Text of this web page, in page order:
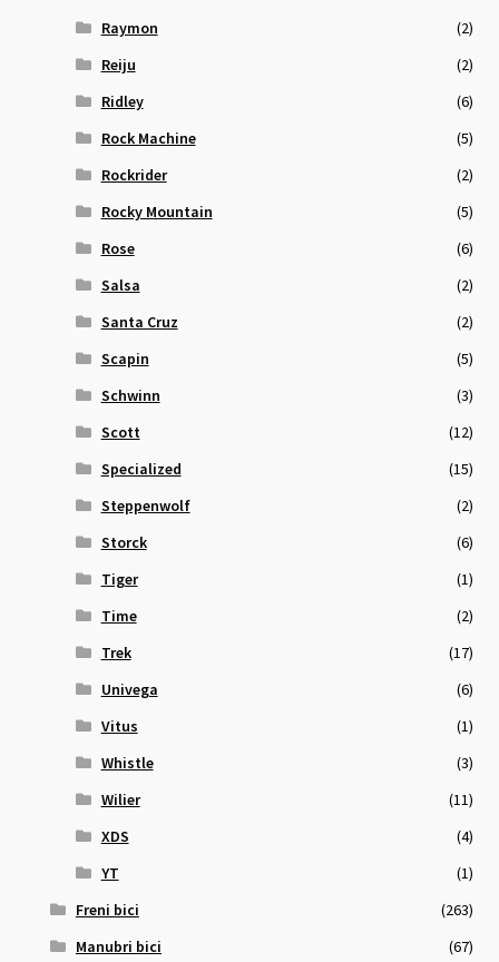
Raymon
(2)
Reiju
(2)
Ridley
(6)
Rock Machine
(5)
Rockrider
(2)
Rocky Mountain
(5)
Rose
(6)
Salsa
(2)
Santa Cruz
(2)
Scapin
(5)
Schwinn
(3)
Scott
(12)
Specialized
(15)
Steppenwolf
(2)
Storck
(6)
Tiger
(1)
Time
(2)
Trek
(17)
Univega
(6)
Vitus
(1)
Whistle
(3)
Wilier
(11)
XDS
(4)
YT
(1)
Freni bici
(263)
Manubri bici
(67)